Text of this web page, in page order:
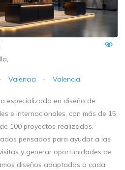
Valencia - Valencia
especializado en diseño de
e internacionales, con más de 15
100 proyectos realizados.
pensados para ayudar a las
y generar oportunidades de
diseños adaptados a cada